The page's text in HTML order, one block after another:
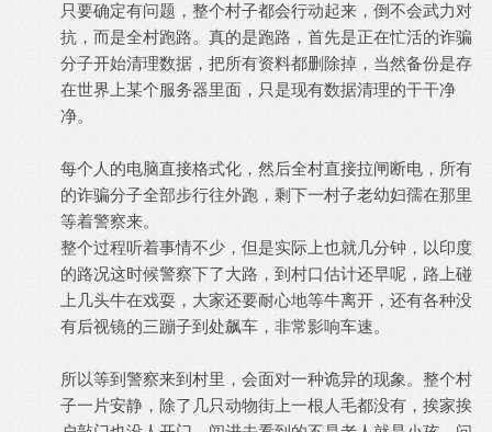
只要确定有问题，整个村子都会行动起来，倒不会武力对
抗，而是全村跑路。真的是跑路，首先是正在忙活的诈骗
分子开始清理数据，把所有资料都删除掉，当然备份是存
在世界上某个服务器里面，只是现有数据清理的干干净
净。
每个人的电脑直接格式化，然后全村直接拉闸断电，所有
的诈骗分子全部步行往外跑，剩下一村子老幼妇孺在那里
等着警察来。
整个过程听着事情不少，但是实际上也就几分钟，以印度
的路况这时候警察下了大路，到村口估计还早呢，路上碰
上几头牛在戏耍，大家还要耐心地等牛离开，还有各种没
有后视镜的三蹦子到处飙车，非常影响车速。
所以等到警察来到村里，会面对一种诡异的现象。整个村
子一片安静，除了几只动物街上一根人毛都没有，挨家挨